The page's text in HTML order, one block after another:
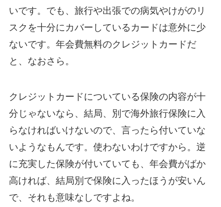
いです。でも、旅行や出張での病気やけがのリ
スクを十分にカバーしているカードは意外に少
ないです。年会費無料のクレジットカードだ
と、なおさら。
クレジットカードについている保険の内容が十
分じゃないなら、結局、別で海外旅行保険に入
らなければいけないので、言ったら付いていな
いようなもんです。使わないわけですから。逆
に充実した保険が付いていても、年会費がばか
高ければ、結局別で保険に入ったほうが安いん
で、それも意味なしですよね。